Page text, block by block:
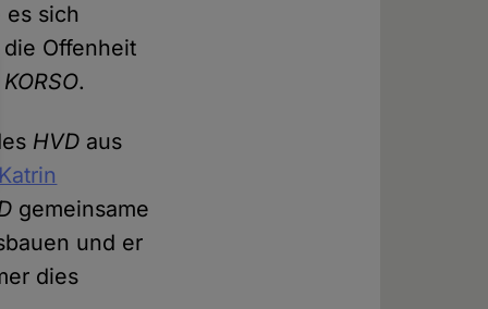
sich
Offenheit
KORSO.
HVD aus
gemeinsame
und er
dies